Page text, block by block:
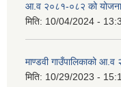
आ.व २०८१-०८२ को योजना
मिति: 10/04/2024 -
माण्डवी गाउँपालिकाको
मिति: 10/29/2023 -